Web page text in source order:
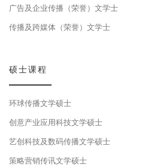
广告及企业传播（荣誉）文学士
传播及跨媒体（荣誉）文学士
硕士课程
环球传播文学硕士
创意产业应用科技文学硕士
艺创科技及数码传播文学硕士
策略营销传讯文学硕士